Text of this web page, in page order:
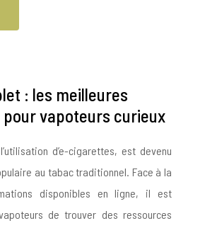
: les meilleures
vapoteurs curieux
d’e-cigarettes, est devenu
au tabac traditionnel. Face à la
disponibles en ligne, il est
de trouver des ressources